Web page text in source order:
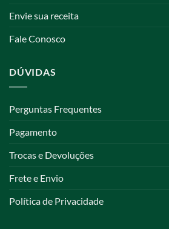
Envie sua receita
Fale Conosco
DÚVIDAS
Perguntas Frequentes
Pagamento
Trocas e Devoluções
Frete e Envio
Política de Privacidade